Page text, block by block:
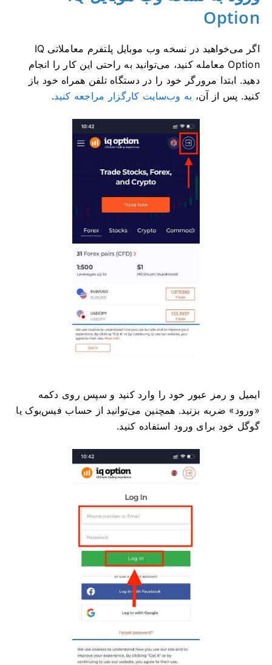
Option
اگر می‌خواهید در نسخه وب موبایل پلتفرم معاملاتی IQ
Option معامله کنید، می‌توانید به راحتی این کار را انجام
دهید. ابتدا مرورگر خود را در دستگاه تلفن همراه خود باز
کنید. پس از آن، به وب‌سایت کارگزار مراجعه کنید.
ایمیل و رمز عبور خود را وارد کنید و سپس روی دکمه
«ورود» ضربه بزنید. همچنین می‌توانید از حساب فیس‌بوک یا
گوگل خود برای ورود استفاده کنید.